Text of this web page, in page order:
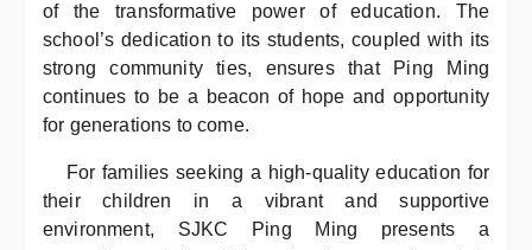
of the transformative power of education. The
school’s dedication to its students, coupled with its
strong community ties, ensures that Ping Ming
continues to be a beacon of hope and opportunity
for generations to come.
For families seeking a high-quality education for
their children in a vibrant and supportive
environment, SJKC Ping Ming presents a